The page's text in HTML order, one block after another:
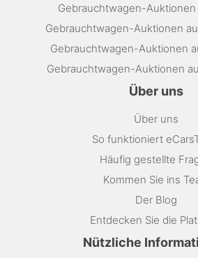
Gebrauchtwagen-Auktionen
Gebrauchtwagen-Auktionen
Gebrauchtwagen-Auktionen
Gebrauchtwagen-Auktionen
Über uns
Über uns
So funktioniert
Häufig gestellte
Kommen Sie ins
Der Blog
Entdecken Sie die
Nützliche